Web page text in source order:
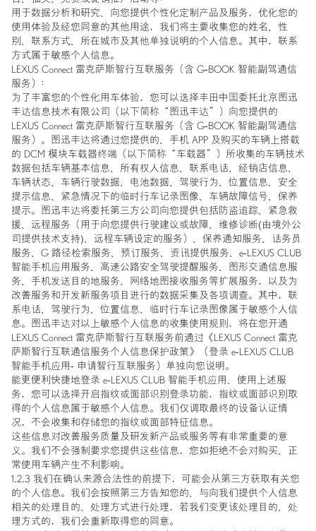
用于数据分析和研究、向您提供个性化定制产品及服务，优化您的
使用体验及经您同意的其他用途，我们将主要收集您的姓名、性
别、联系方式、所在城市及其他单独说明的个人信息。其中，联系
方式属于敏感个人信息。
LEXUS Connect 雷克萨斯智行互联服务（含 G-BOOK 智能副驾通信
服务）：
为了丰富您的个性化用车体验，您可以选择丰田中国委托北京图迅
丰达信息技术有限公司（以下简称“图迅丰达”）向您提供的
LEXUS Connect 雷克萨斯智行互联服务（含 G-BOOK 智能副驾通信
服务）。图迅丰达将通过您提供的、手机 APP 及购买的车辆上搭载
的 DCM 模块车载器终端（以下简称“车载器”）所收集的车辆技术
数据包括车辆基本信息、所有权人信息、联系电话、经销店信息、
车辆状态、车辆行驶数据、电池数据、驾驶行为、位置信息、安全
提示信息、紧急情况下的临时行车记录图像、车辆故障信号、保养
提示。图迅丰达将委托第三方公司向您提供包括防盗追踪、紧急救
援、远程服务（用于向您提供行驶建议或故障、维修诊断(由境外公
司提供技术支持)、远程车辆设定的服务）、保养通知服务、话务员
服务、G 路径检索服务、预订服务、资讯提供服务、e-LEXUS CLUB
智能手机应用服务、高速公路安全驾驶提醒服务、图形交通信息服
务、手机发送目的地服务、网络地图接收服务等扩展服务，以及为
改善服务和开发新服务项目进行的数据采集及各项调查。其中，联
系电话、驾驶行为、位置信息、临时行车记录图像属于敏感个人信
息。图迅丰达对以上敏感个人信息的收集使用规则，将在您开通
LEXUS Connect 雷克萨斯智行互联服务前通过《LEXUS Connect 雷克
萨斯智行互联通信服务个人信息保护政策》（登录 e-LEXUS CLUB
智能手机应用- 申请智行互联服务）单独向您说明。
能更便利快捷地登录 e-LEXUS CLUB 智能手机应用、使用上述服
务，您可以选择开启指纹或面部识别登录功能，指纹或面部识别取
得的个人信息属于敏感个人信息。我们仅调取最终的设备认证情
况，不会收集和存储您的指纹或面部特征信息。
这些信息对改善服务质量及研发新产品或服务等有非常重要的意
义。我们不会强制要求您提供这些信息，您如拒绝不会对购买、正
常使用车辆产生不利影响。
1.2.3 我们在确认来源合法性的前提下，可能会从第三方获取有关您
的个人信息。我们会按照第三方告知您的、与向我们提供个人信息
相关的处理目的、处理方式进行处理，若我们变更该处理目的、处
理方式的，我们会重新取得您的同意。